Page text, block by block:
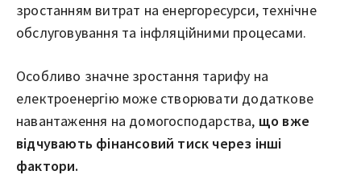
зростанням витрат на енергоресурси, технічне
обслуговування та інфляційними процесами.
Особливо значне зростання тарифу на
електроенергію може створювати додаткове
навантаження на домогосподарства, що вже
відчувають фінансовий тиск через інші
фактори.